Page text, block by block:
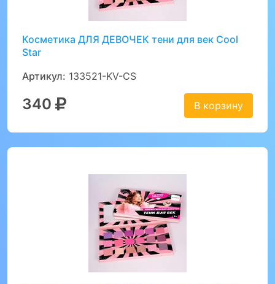
Косметика ДЛЯ ДЕВОЧЕК тени для век Cool
Star
Артикул: 133521-KV-CS
340 В корзину